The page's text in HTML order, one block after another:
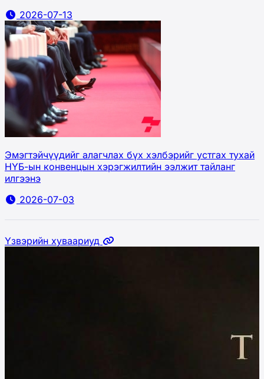
2026-07-13
Эмэгтэйчүүдийг алагчлах бүх хэлбэрийг устгах тухай
НҮБ-ын конвенцын хэрэгжилтийн ээлжит тайланг
илгээнэ
2026-07-03
Үзвэрийн хуваариуд